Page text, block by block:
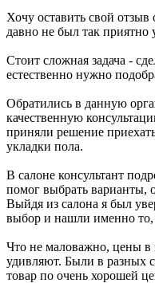
Хочу оставить свой
давно не был так приятно
Стоит сложная задача -
естественно нужно
Обратились в данную
качественную
приняли решение
укладки пола.
В салоне консультант
помог выбрать варианты,
Выйдя из салона я был
выбор и нашли именно то,
Что не маловажно, цены в
удивляют. Были в разных
товар по очень хорошей